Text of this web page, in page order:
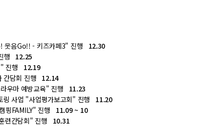
웃음Go!! - 키즈카페3" 진행 12.30
행 12.25
진행 12.19
간담회 진행 12.14
우마 예방교육" 진행 11.23
링 사업 "사업평가보고회" 진행 11.20
핑FAMILY" 진행 11.09 ~ 10
련간담회" 진행 10.31